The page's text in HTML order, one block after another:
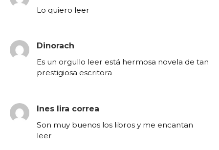
Lo quiero leer
Dinorach
Es un orgullo leer está hermosa novela de tan
prestigiosa escritora
Ines lira correa
Son muy buenos los libros y me encantan
leer